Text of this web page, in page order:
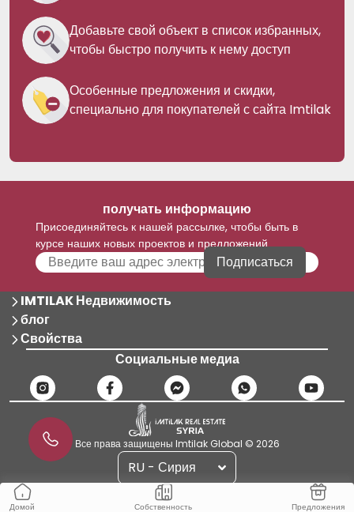
Домой Собственность Предложения
Добавьте свой объект в список избранных,
чтобы быстро получить к нему доступ
Особенные предложения и скидки,
специально для покупателей с сайта Imtilak
получать информацию
Присоединяйтесь к нашей рассылке, чтобы быть в
курсе наших новых проектов и предложений
Подписаться
IMTILAK Недвижимость
блог
Свойства
Социальные медиа
Все права защищены Imtilak Global © 2026
RU - Сирия